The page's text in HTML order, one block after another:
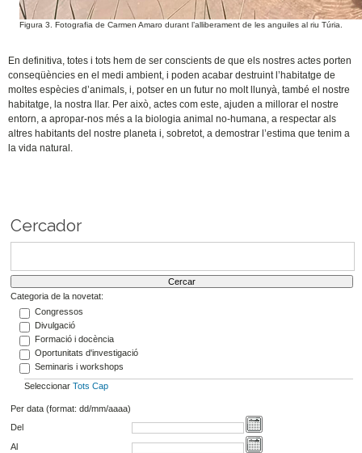
Figura 3. Fotografia de Carmen Amaro durant l’alliberament de les anguiles al riu Túria.
En definitiva, totes i tots hem de ser conscients de que els nostres actes porten
conseqüències en el medi ambient, i poden acabar destruint l’habitatge de
moltes espècies d’animals, i, potser en un futur no molt llunyà, també el nostre
habitatge, la nostra llar. Per això, actes com este, ajuden a millorar el nostre
entorn, a apropar-nos més a la biologia animal no-humana, a respectar als
altres habitants del nostre planeta i, sobretot, a demostrar l’estima que tenim a
la vida natural.
Cercador
Categoria de la novetat:
Congressos
Divulgació
Formació i docència
Oportunitats d'investigació
Seminaris i workshops
Seleccionar Tots Cap
Per data (format: dd/mm/aaaa)
Del
Al